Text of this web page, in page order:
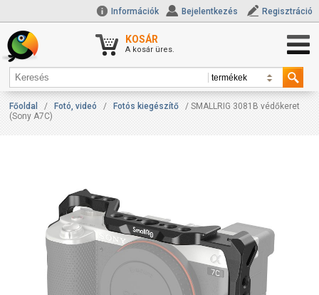
Információk Bejelentkezés Regisztráció
KOSÁR
A kosár üres.
Főoldal / Fotó, videó / Fotós kiegészítő
/ SMALLRIG 3081B védőkeret
(Sony A7C)